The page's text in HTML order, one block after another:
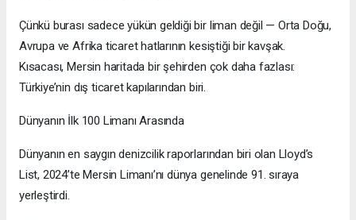
Çünkü burası sadece yükün geldiği bir liman değil — Orta Doğu,
Avrupa ve Afrika ticaret hatlarının kesiştiği bir kavşak.
Kısacası, Mersin haritada bir şehirden çok daha fazlası:
Türkiye’nin dış ticaret kapılarından biri.
Dünyanın İlk 100 Limanı Arasında
Dünyanın en saygın denizcilik raporlarından biri olan Lloyd’s
List, 2024’te Mersin Limanı’nı dünya genelinde 91. sıraya
yerleştirdi.